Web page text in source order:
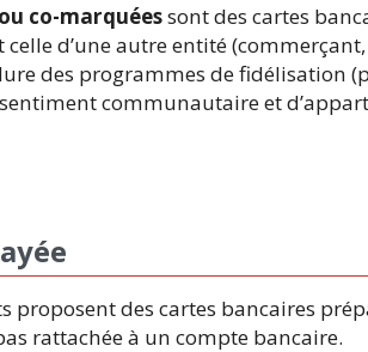
co-marquéessont des cartes
d’une autre entité
des programmes de fidélisation
communautaire et
proposent des cartes bancaires
rattachée à un compte bancaire.